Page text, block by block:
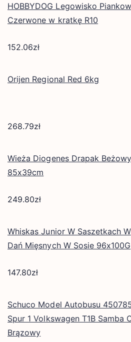
HOBBYDOG Legowisko
Czerwone w kratkę R10
152.06zł
Orijen Regional Red 6kg
268.79zł
Wieża Diogenes Drapak
85x39cm
249.80zł
Whiskas Junior W Saszetkach
Dań Mięsnych W Sosie 96x100G
147.80zł
Schuco Model Autobusu
Spur 1 Volkswagen T1B Samba
Brązowy